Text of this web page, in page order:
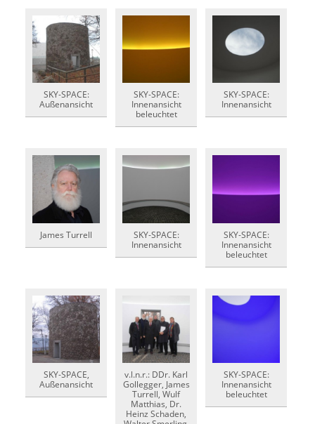
SKY-SPACE:
Außenansicht
SKY-SPACE:
Innenansicht
beleuchtet
SKY-SPACE:
Innenansicht
James Turrell
SKY-SPACE:
Innenansicht
SKY-SPACE:
Innenansicht
beleuchtet
SKY-SPACE,
Außenansicht
v.l.n.r.: DDr. Karl
Gollegger, James
Turrell, Wulf
Matthias, Dr.
Heinz Schaden,
SKY-SPACE:
Innenansicht
beleuchtet